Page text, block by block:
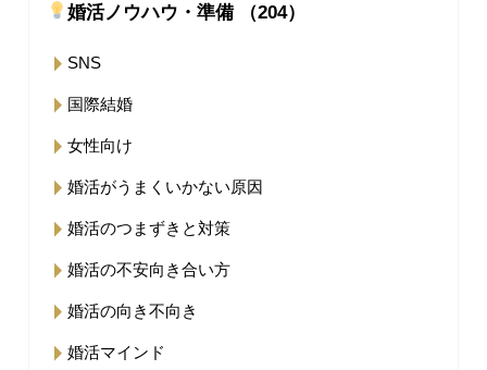
婚活ノウハウ・準備 （204）
SNS
国際結婚
女性向け
婚活がうまくいかない原因
婚活のつまずきと対策
婚活の不安向き合い方
婚活の向き不向き
婚活マインド